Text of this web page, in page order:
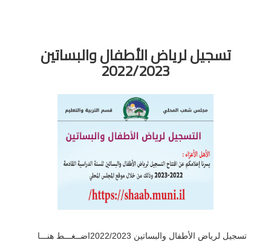
تسجيل لرياض الأطفال والبساتين
2022/2023
تسجيل لرياض الأطفال والبساتين 2022/2023اضــغـــط هنـــا